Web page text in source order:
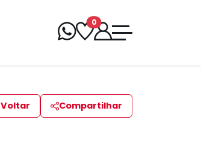
0
Voltar Compartilhar